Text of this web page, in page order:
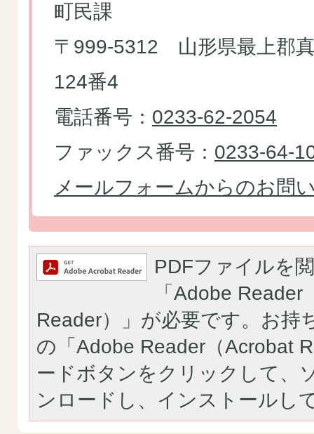
町民課
〒999-5312 山形県最上郡
124番4
電話番号： 0233-62-2054
ファックス番号： 0233-64-
メールフォームからのお問
PDFファイルを
「Adobe Reader
Reader）」が必要です。お持
の「Adobe Reader（Acrobat
ードボタンをクリックして、
ンロードし、インストールし